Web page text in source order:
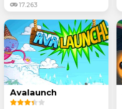
17.263
Avalaunch